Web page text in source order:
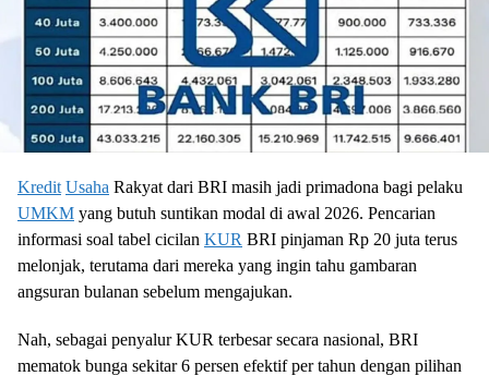
Kredit Usaha Rakyat dari BRI masih jadi primadona bagi pelaku
UMKM yang butuh suntikan modal di awal 2026. Pencarian
informasi soal tabel cicilan KUR BRI pinjaman Rp 20 juta terus
melonjak, terutama dari mereka yang ingin tahu gambaran
angsuran bulanan sebelum mengajukan.
Nah, sebagai penyalur KUR terbesar secara nasional, BRI
mematok bunga sekitar 6 persen efektif per tahun dengan pilihan